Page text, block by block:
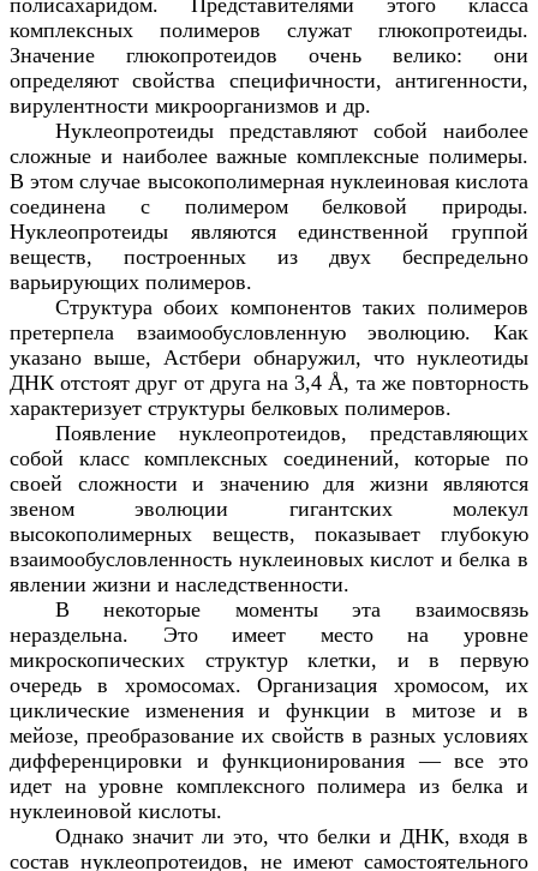
комплексных полимеров служат глюкопротеиды.
Значение глюкопротеидов очень велико: они
определяют свойства специфичности, антигенности,
вирулентности микроорганизмов и др.
Нуклеопротеиды представляют собой наиболее
сложные и наиболее важные комплексные полимеры.
В этом случае высокополимерная нуклеиновая кислота
соединена с полимером белковой природы.
Нуклеопротеиды являются единственной группой
веществ, построенных из двух беспредельно
варьирующих полимеров.
Структура обоих компонентов таких полимеров
претерпела взаимообусловленную эволюцию. Как
указано выше, Астбери обнаружил, что нуклеотиды
ДНК отстоят друг от друга на 3,4 Å, та же повторность
характеризует структуры белковых полимеров.
Появление нуклеопротеидов, представляющих
собой класс комплексных соединений, которые по
своей сложности и значению для жизни являются
звеном эволюции гигантских молекул
высокополимерных веществ, показывает глубокую
взаимообусловленность нуклеиновых кислот и белка в
явлении жизни и наследственности.
В некоторые моменты эта взаимосвязь
нераздельна. Это имеет место на уровне
микроскопических структур клетки, и в первую
очередь в хромосомах. Организация хромосом, их
циклические изменения и функции в митозе и в
мейозе, преобразование их свойств в разных условиях
дифференцировки и функционирования — все это
идет на уровне комплексного полимера из белка и
нуклеиновой кислоты.
Однако значит ли это, что белки и ДНК, входя в
состав нуклеопротеидов, не имеют самостоятельного